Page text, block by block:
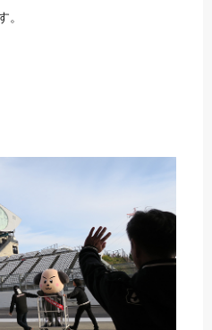
。